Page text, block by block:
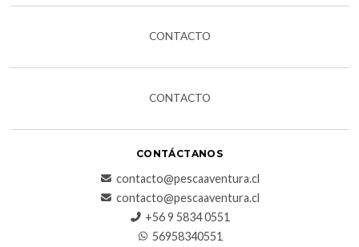
CONTACTO
CONTACTO
CONTÁCTANOS
contacto@pescaaventura.cl
contacto@pescaaventura.cl
+56 9 5834 0551
56958340551